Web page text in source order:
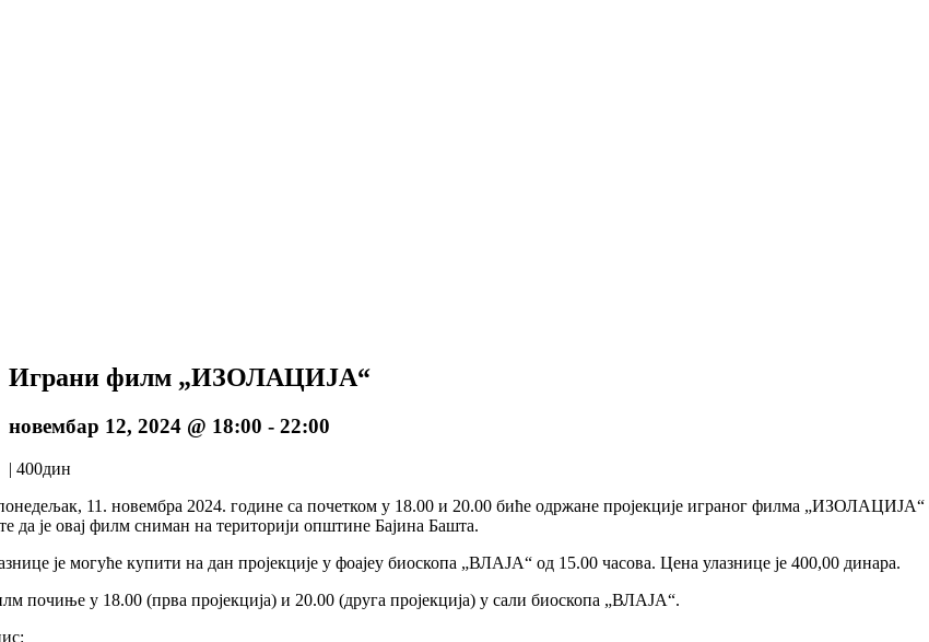
Играни филм „ИЗОЛАЦИЈА“
новембар 12, 2024 @ 18:00 - 22:00
| 400дин
11. новембра 2024. године са почетком у 18.00 и 20.00 биће одржане пројекције играног филма
да је овај филм сниман на територији општине Бајина Башта.
је могуће купити на дан пројекције у фоајеу биоскопа „ВЛАЈА“ од 15.00 часова. Цена улазнице је 400,00 динара.
почиње у 18.00 (прва пројекција) и 20.00 (друга пројекција) у сали биоскопа „ВЛАЈА“.